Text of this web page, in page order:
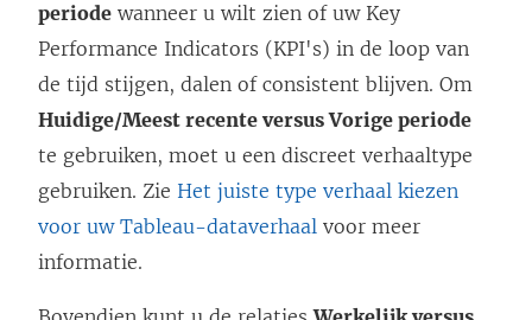
o
p
e
n
d
)
periode wanneer u wilt zien of uw Key
Performance Indicators (KPI's) in de loop van
de tijd stijgen, dalen of consistent blijven. Om
Huidige/Meest recente versus Vorige periode
te gebruiken, moet u een discreet verhaaltype
gebruiken. Zie Het juiste type verhaal kiezen
voor uw Tableau-dataverhaal voor meer
informatie.